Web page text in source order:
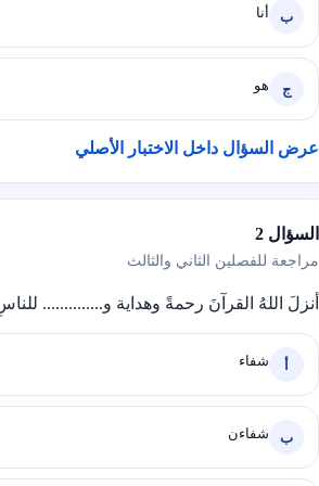
ب أنا
ج هو
عرض السؤال داخل الاختبار الأصلي
السؤال 2
مراجعة للفصلين الثاني والثالث
أنزلَ اللهُ القرآنَ رحمةً وهداية و..............
أ شفاء
ب شفاءن